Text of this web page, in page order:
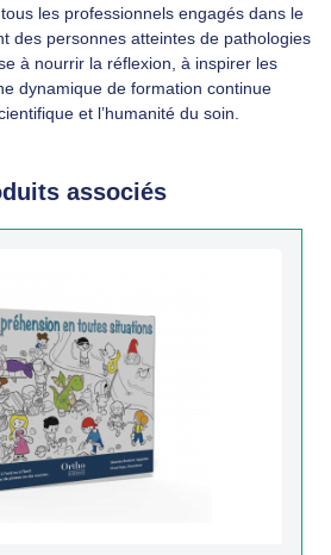
les professionnels engagés dans le
des personnes atteintes de pathologies
à nourrir la réflexion, à inspirer les
dynamique de formation continue
et l’humanité du soin.
associés